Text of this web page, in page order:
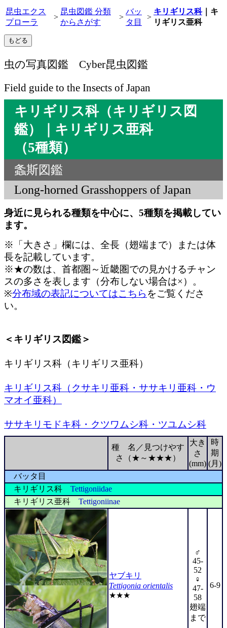
昆虫エクス
プローラ
>
昆虫図鑑 分類
からさがす
>
バッ
タ目
>
キリギリス科｜キ
リギリス亜科
虫の写真図鑑 Cyber昆虫図鑑
Field guide to the Insects of Japan
キリギリス科（キリギリス図
鑑）｜キリギリス亜科
（5種類）
螽斯図鑑
Long-horned Grasshoppers of Japan
身近に見られる種類を中心に、5種類を掲載してい
ます。
※「大きさ」欄には、全長（翅端まで）または体
長を記載しています。
※★の数は、首都圏～近畿圏での見かけるチャン
スの多さを表します（分布しない場合は×）。
※分布域の表記についてはこちら をご覧くださ
い。
＜キリギリス図鑑＞
キリギリス科（キリギリス亜科）
キリギリス科（クサキリ亜科・ササキリ亜科・ウ
マオイ亜科）
ササキリモドキ科・クツワムシ科・ツユムシ科
種 名／見つけやす
さ（★～★★★）
大き
さ
(mm)
時
期
(月)
バッタ目
キリギリス科 Tettigoniidae
キリギリス亜科 Tettigoniinae
ヤブキリ
Tettigonia orientalis
★★★
♂
45-
52
♀
47-
58
翅端
まで
6-9